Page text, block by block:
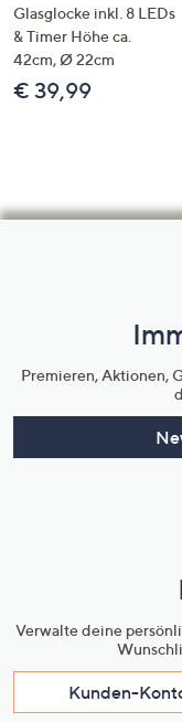
Glasglocke inkl. 8 LEDs
& Timer Höhe ca.
42cm, Ø 22cm
€ 39,99
Premieren, Aktionen,
Verwalte deine
Kunden-